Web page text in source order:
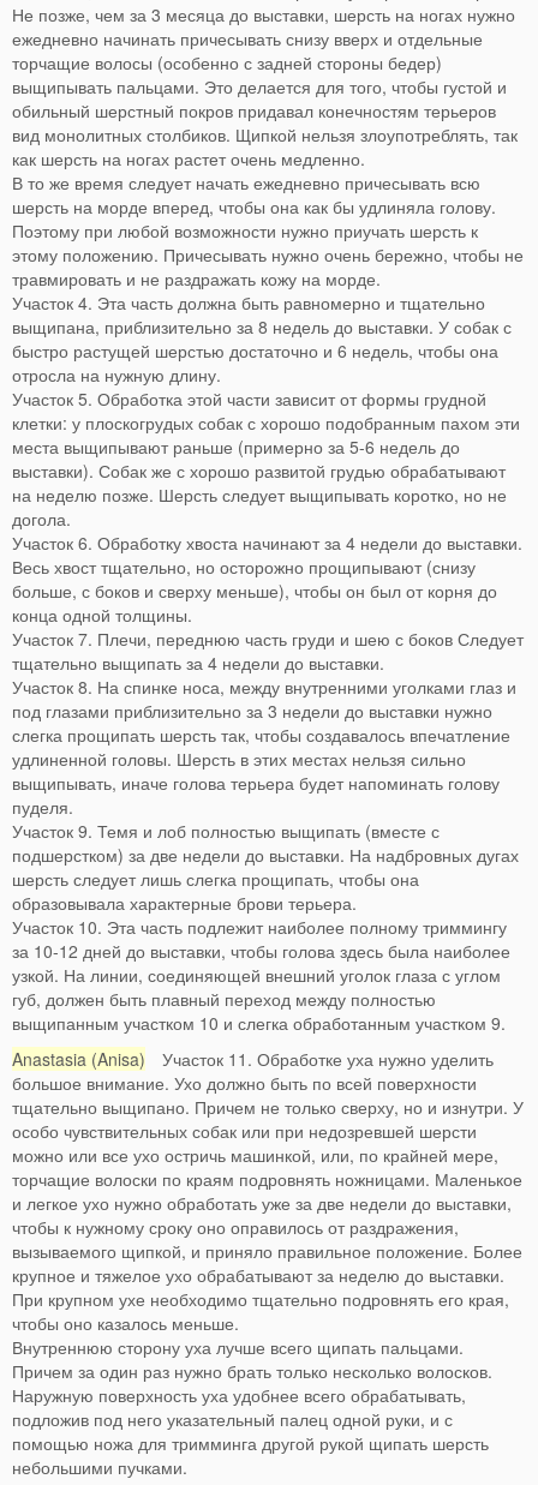
Не позже, чем за 3 месяца до выставки, шерсть на ногах нужно
ежедневно начинать причесывать снизу вверх и отдельные
торчащие волосы (особенно с задней стороны бедер)
выщипывать пальцами. Это делается для того, чтобы густой и
обильный шерстный покров придавал конечностям терьеров
вид монолитных столбиков. Щипкой нельзя злоупотреблять, так
как шерсть на ногах растет очень медленно.
В то же время следует начать ежедневно причесывать всю
шерсть на морде вперед, чтобы она как бы удлиняла голову.
Поэтому при любой возможности нужно приучать шерсть к
этому положению. Причесывать нужно очень бережно, чтобы не
травмировать и не раздражать кожу на морде.
Участок 4. Эта часть должна быть равномерно и тщательно
выщипана, приблизительно за 8 недель до выставки. У собак с
быстро растущей шерстью достаточно и 6 недель, чтобы она
отросла на нужную длину.
Участок 5. Обработка этой части зависит от формы грудной
клетки: у плоскогрудых собак с хорошо подобранным пахом эти
места выщипывают раньше (примерно за 5-6 недель до
выставки). Собак же с хорошо развитой грудью обрабатывают
на неделю позже. Шерсть следует выщипывать коротко, но не
догола.
Участок 6. Обработку хвоста начинают за 4 недели до выставки.
Весь хвост тщательно, но осторожно прощипывают (снизу
больше, с боков и сверху меньше), чтобы он был от корня до
конца одной толщины.
Участок 7. Плечи, переднюю часть груди и шею с боков Следует
тщательно выщипать за 4 недели до выставки.
Участок 8. На спинке носа, между внутренними уголками глаз и
под глазами приблизительно за 3 недели до выставки нужно
слегка прощипать шерсть так, чтобы создавалось впечатление
удлиненной головы. Шерсть в этих местах нельзя сильно
выщипывать, иначе голова терьера будет напоминать голову
пуделя.
Участок 9. Темя и лоб полностью выщипать (вместе с
подшерстком) за две недели до выставки. На надбровных дугах
шерсть следует лишь слегка прощипать, чтобы она
образовывала характерные брови терьера.
Участок 10. Эта часть подлежит наиболее полному триммингу
за 10-12 дней до выставки, чтобы голова здесь была наиболее
узкой. На линии, соединяющей внешний уголок глаза с углом
губ, должен быть плавный переход между полностью
выщипанным участком 10 и слегка обработанным участком 9.
Anastasia (Anisa) Участок 11. Обработке уха нужно уделить
большое внимание. Ухо должно быть по всей поверхности
тщательно выщипано. Причем не только сверху, но и изнутри. У
особо чувствительных собак или при недозревшей шерсти
можно или все ухо остричь машинкой, или, по крайней мере,
торчащие волоски по краям подровнять ножницами. Маленькое
и легкое ухо нужно обработать уже за две недели до выставки,
чтобы к нужному сроку оно оправилось от раздражения,
вызываемого щипкой, и приняло правильное положение. Более
крупное и тяжелое ухо обрабатывают за неделю до выставки.
При крупном ухе необходимо тщательно подровнять его края,
чтобы оно казалось меньше.
Внутреннюю сторону уха лучше всего щипать пальцами.
Причем за один раз нужно брать только несколько волосков.
Наружную поверхность уха удобнее всего обрабатывать,
подложив под него указательный палец одной руки, и с
помощью ножа для тримминга другой рукой щипать шерсть
небольшими пучками.